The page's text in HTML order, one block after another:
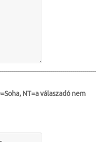
NT=a válaszadó nem